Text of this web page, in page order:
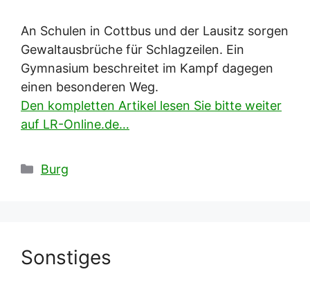
An Schulen in Cottbus und der Lausitz sorgen
Gewaltausbrüche für Schlagzeilen. Ein
Gymnasium beschreitet im Kampf dagegen
einen besonderen Weg.
Den kompletten Artikel lesen Sie bitte weiter
auf LR-Online.de…
Kategorien
Burg
Sonstiges